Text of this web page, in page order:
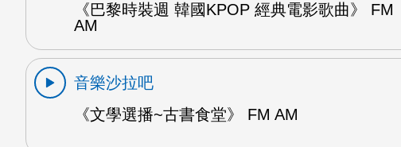
《巴黎時裝週 韓國KPOP 經典電影歌曲》 FM
AM
音樂沙拉吧
《文學選播~古書食堂》 FM AM